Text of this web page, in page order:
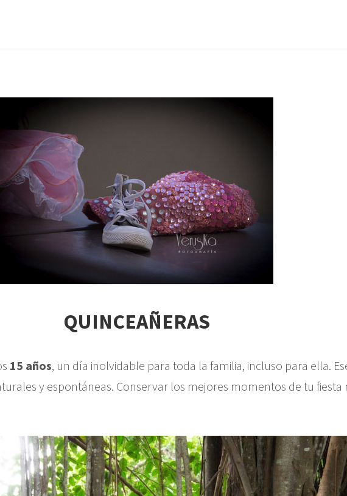
QUINCEAÑERAS
15 años, un día inolvidable para toda la familia, incluso para ella.
y espontáneas. Conservar los mejores momentos de tu